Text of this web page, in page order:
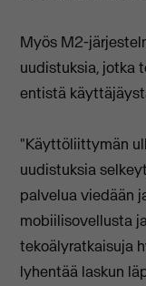
Myös M2-
uudistuksia, jotka
entistä
"Käyttöliittymän
uudistuksia
palvelua viedään
mobiilisovellusta
tekoälyratkaisuja
lyhentää laskun